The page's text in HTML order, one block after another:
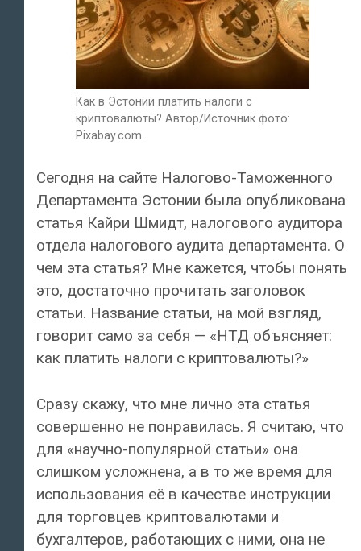
Как в Эстонии платить налоги с
криптовалюты? Автор/Источник фото:
Pixabay.com.
Сегодня на сайте Налогово-Таможенного
Департамента Эстонии была опубликована
статья Кайри Шмидт, налогового аудитора
отдела налогового аудита департамента. О
чем эта статья? Мне кажется, чтобы понять
это, достаточно прочитать заголовок
статьи. Название статьи, на мой взгляд,
говорит само за себя — «НТД объясняет:
как платить налоги с криптовалюты?»
Сразу скажу, что мне лично эта статья
совершенно не понравилась. Я считаю, что
для «научно-популярной статьи» она
слишком усложнена, а в то же время для
использования её в качестве инструкции
для торговцев криптовалютами и
бухгалтеров, работающих с ними, она не